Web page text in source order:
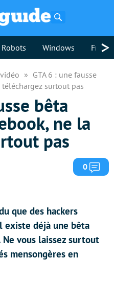
Robots Windows >
GTA 6 : une fausse
surtout pas
bêta
ne la
pas
0
que des hackers
existe déjà une bêta
Ne vous laissez surtout
mensongères en